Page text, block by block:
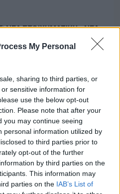
My Personal
sharing to third parties, or
sensitive information for
use the below opt-out
Please note that after your
you may continue seeing
personal information utilized by
to third parties prior to
opt-out of the further
by third parties on the
This information may
parties on the IAB’s List of
ΝΈΑ ΣΤΟΙΧΗΜΑΤΙΚΉ – ΝΈΑ
ΚΑΛΩΣΟΡΊΣΜΑΤΟΣ
ΧΩΡΊΣ ΚΑΤΆΘΕΣΗ!